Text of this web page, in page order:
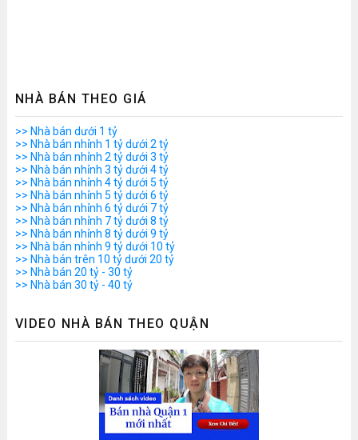
NHÀ BÁN THEO GIÁ
>> Nhà bán dưới 1 tỷ
>> Nhà bán nhỉnh 1 tỷ dưới 2 tỷ
>> Nhà bán nhỉnh 2 tỷ dưới 3 tỷ
>> Nhà bán nhỉnh 3 tỷ dưới 4 tỷ
>> Nhà bán nhỉnh 4 tỷ dưới 5 tỷ
>> Nhà bán nhỉnh 5 tỷ dưới 6 tỷ
>> Nhà bán nhỉnh 6 tỷ dưới 7 tỷ
>> Nhà bán nhỉnh 7 tỷ dưới 8 tỷ
>> Nhà bán nhỉnh 8 tỷ dưới 9 tỷ
>> Nhà bán nhỉnh 9 tỷ dưới 10 tỷ
>> Nhà bán trên 10 tỷ dưới 20 tỷ
>> Nhà bán 20 tỷ - 30 tỷ
>> Nhà bán 30 tỷ - 40 tỷ
VIDEO NHÀ BÁN THEO QUẬN